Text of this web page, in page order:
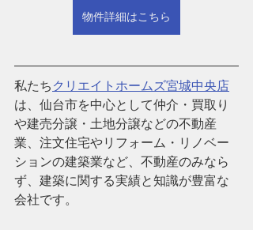
物件詳細はこちら
私たち クリエイトホームズ宮城中央店
は、仙台市を中心として仲介・買取り
や建売分譲・土地分譲などの不動産
業、注文住宅やリフォーム・リノベー
ションの建築業など、 不動産のみなら
ず、建築に関する実績と知識が豊富な
会社です。